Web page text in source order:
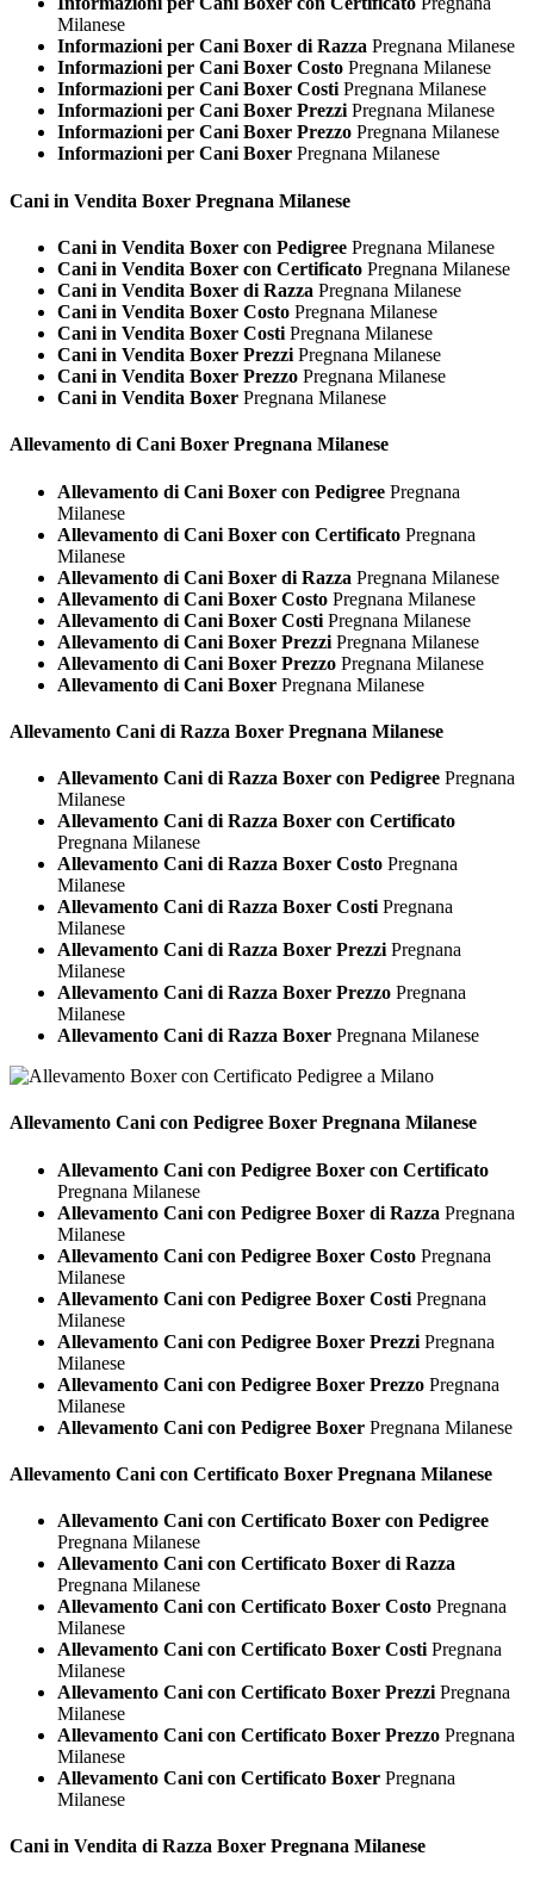
Milanese
Informazioni per Cani Boxer di Razza Pregnana Milanese
Informazioni per Cani Boxer Costo Pregnana Milanese
Informazioni per Cani Boxer CostiPregnana Milanese
Informazioni per Cani Boxer PrezziPregnana Milanese
Informazioni per Cani Boxer Prezzo Pregnana Milanese
Informazioni per Cani Boxer Pregnana Milanese
Cani in Vendita Boxer Pregnana Milanese
Cani in Vendita Boxer con Pedigree Pregnana Milanese
Cani in Vendita Boxer con Certificato Pregnana Milanese
Cani in Vendita Boxer di Razza Pregnana Milanese
Cani in Vendita Boxer Costo Pregnana Milanese
Cani in Vendita Boxer Costi Pregnana Milanese
Cani in Vendita Boxer Prezzi Pregnana Milanese
Cani in Vendita Boxer Prezzo Pregnana Milanese
Cani in Vendita Boxer Pregnana Milanese
Allevamento di Cani Boxer Pregnana Milanese
Allevamento di Cani Boxer con Pedigree Pregnana
Milanese
Allevamento di Cani Boxer con Certificato Pregnana
Milanese
Allevamento di Cani Boxer di Razza Pregnana Milanese
Allevamento di Cani Boxer Costo Pregnana Milanese
Allevamento di Cani Boxer Costi Pregnana Milanese
Allevamento di Cani Boxer Prezzi Pregnana Milanese
Allevamento di Cani Boxer Prezzo Pregnana Milanese
Allevamento di Cani Boxer Pregnana Milanese
Allevamento Cani di Razza Boxer Pregnana Milanese
Allevamento Cani di Razza Boxer con Pedigree Pregnana
Milanese
Allevamento Cani di Razza Boxer con Certificato
Pregnana Milanese
Allevamento Cani di Razza Boxer Costo Pregnana
Milanese
Allevamento Cani di Razza Boxer Costi Pregnana
Milanese
Allevamento Cani di Razza Boxer Prezzi Pregnana
Milanese
Allevamento Cani di Razza Boxer Prezzo Pregnana
Milanese
Allevamento Cani di Razza Boxer Pregnana Milanese
Allevamento Cani con Pedigree Boxer Pregnana Milanese
Allevamento Cani con Pedigree Boxer con Certificato
Pregnana Milanese
Allevamento Cani con Pedigree Boxer di Razza Pregnana
Milanese
Allevamento Cani con Pedigree Boxer Costo Pregnana
Milanese
Allevamento Cani con Pedigree Boxer Costi Pregnana
Milanese
Allevamento Cani con Pedigree Boxer Prezzi Pregnana
Milanese
Allevamento Cani con Pedigree Boxer Prezzo Pregnana
Milanese
Allevamento Cani con Pedigree Boxer Pregnana Milanese
Allevamento Cani con Certificato Boxer Pregnana Milanese
Allevamento Cani con Certificato Boxer con Pedigree
Pregnana Milanese
Allevamento Cani con Certificato Boxer di Razza
Pregnana Milanese
Allevamento Cani con Certificato Boxer Costo Pregnana
Milanese
Allevamento Cani con Certificato Boxer Costi Pregnana
Milanese
Allevamento Cani con Certificato Boxer Prezzi Pregnana
Milanese
Allevamento Cani con Certificato Boxer Prezzo Pregnana
Milanese
Allevamento Cani con Certificato Boxer Pregnana
Milanese
Cani in Vendita di Razza Boxer Pregnana Milanese